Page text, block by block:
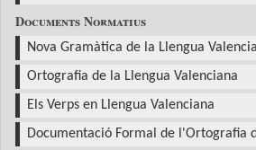
Documents Normatius
Nova Gramàtica de la Llengua
Ortografia de la Llengua Valenciana
Els Verps en Llengua Valenciana
Documentació Formal de l'Ortografia